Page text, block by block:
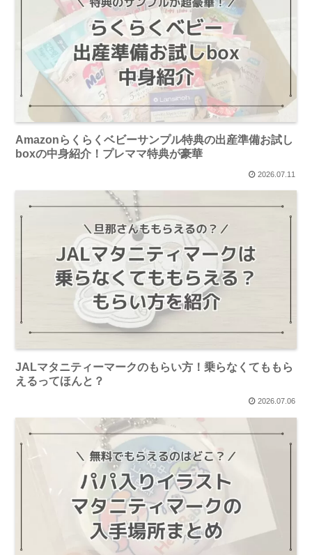
Amazonらくらくベビーサンプル特典の出産準備お試し
boxの中身紹介！プレママ特典が豪華
2026.07.11
JALマタニティーマークのもらい方！乗らなくてももら
えるってほんと？
2026.07.06